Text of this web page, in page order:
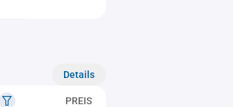
Details
PREIS